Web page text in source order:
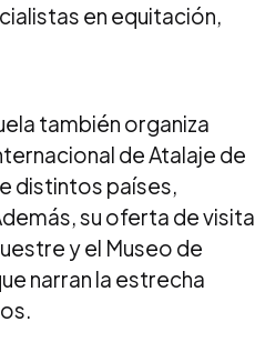
en equitación,
también organiza
de Atalaje de
distintos países,
su oferta de
y el Museo de
narran la estrecha